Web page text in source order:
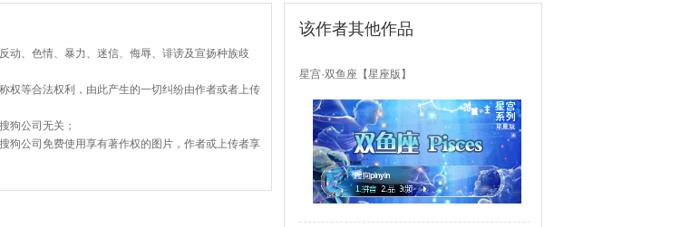
动、色情、暴力、迷信、侮辱、诽谤及宣扬种族歧
权等合法权利，由此产生的一切纠纷由作者或者上传
狗公司无关；
狗公司免费使用享有著作权的图片，作者或上传者享
该作者其他作品
星宫·双鱼座【星座版】